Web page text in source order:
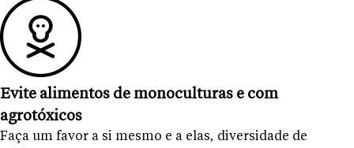
Evite alimentos de monoculturas e com
agrotóxicos
Faça um favor a si mesmo e a elas, diversidade de